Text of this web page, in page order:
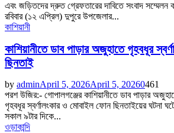
এবং জড়িতদের দ্রুত গ্রেফতারের দাবিতে সংবাদ সম্মেলন
রবিবার (১২ এপ্রিল) দুপুরে উপজেলার...
কাশিয়ানী
কাশিয়ানীতে ডাব পাড়ার অজুহাতে গৃহবধূর
ছিনতাই
by adminApril 5, 2026April 5, 20260461
পরশ উজির:- গোপালগঞ্জের কাশিয়ানীতে ডাব পাড়ার
গৃহবধূর স্বর্ণালংকার ও মোবাইল ফোন ছিনতাইয়ের ঘটনা
সকাল ৯টার দিকে...
ওড়াকান্দি